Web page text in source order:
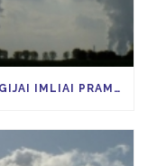
VIAP LENGVATA ELEKTROS ENERGIJAI IMLIAI PRAMONEI